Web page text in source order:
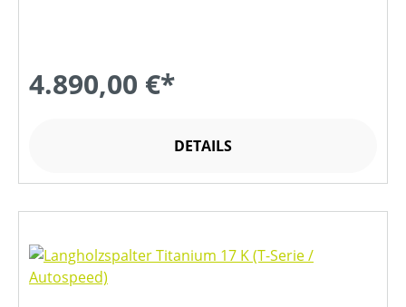
4.890,00 €*
DETAILS